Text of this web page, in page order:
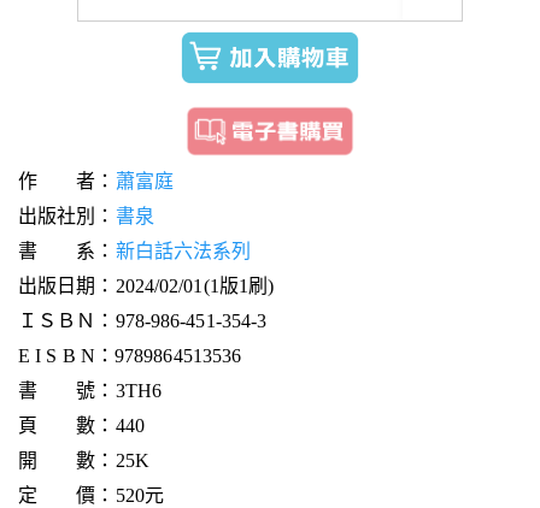
作 者： 蕭富庭
出版社別： 書泉
書 系： 新白話六法系列
出版日期：2024/02/01(1版1刷)
ＩＳＢＮ：978-986-451-354-3
E I S B N：9789864513536
書 號：3TH6
頁 數：440
開 數：25K
定 價：520元